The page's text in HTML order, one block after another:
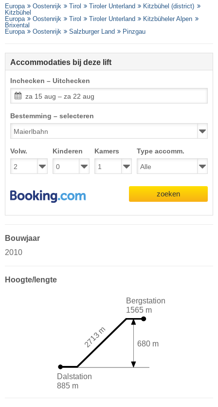
Europa Oostenrijk Tirol Tiroler Unterland
Kitzbühel (district)
Kitzbühel
Europa
Oostenrijk Tirol Tiroler Unterland
Kitzbüheler Alpen
Brixental
Europa
Oostenrijk Salzburger Land Pinzgau
Accommodaties bij deze lift
Inchecken – Uitchecken
za 15 aug – za 22 aug
Bestemming – selecteren
Volw. Kinderen Kamers Type accomm.
zoeken
Bouwjaar
2010
Hoogte/lengte
Dalstation
885 m
Bergstation
1565 m
680 m
2713 m